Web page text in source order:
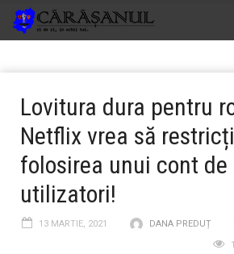
Lovitura dura pentru
Netflix vrea să
folosirea unui cont
utilizatori!
13 MARTIE, 2021 DANA PREDUȚ